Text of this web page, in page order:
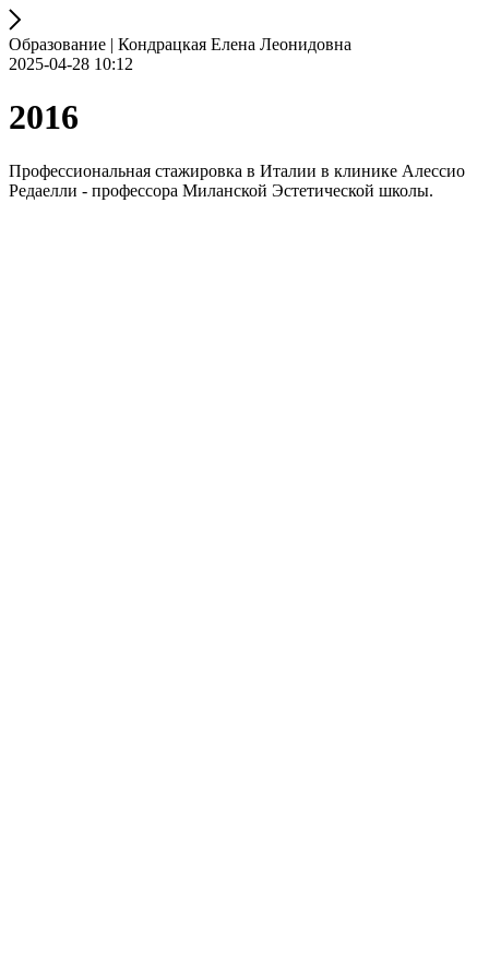
Образование | Кондрацкая Елена Леонидовна
2025-04-28 10:12
2016
Профессиональная стажировка в Италии в клинике Алессио
Редаелли - профессора Миланской Эстетической школы.